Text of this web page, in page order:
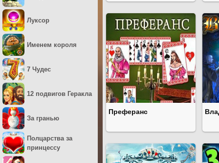
Преферанс
Луксор
Именем короля
7 Чудес
12 подвигов Геракла
За гранью
Полцарства за
принцессу